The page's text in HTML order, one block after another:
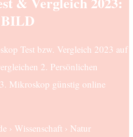
Test bzw. Vergleich 2023 auf
2. Persönlichen
Mikroskop günstig online
› Wissenschaft › Natur